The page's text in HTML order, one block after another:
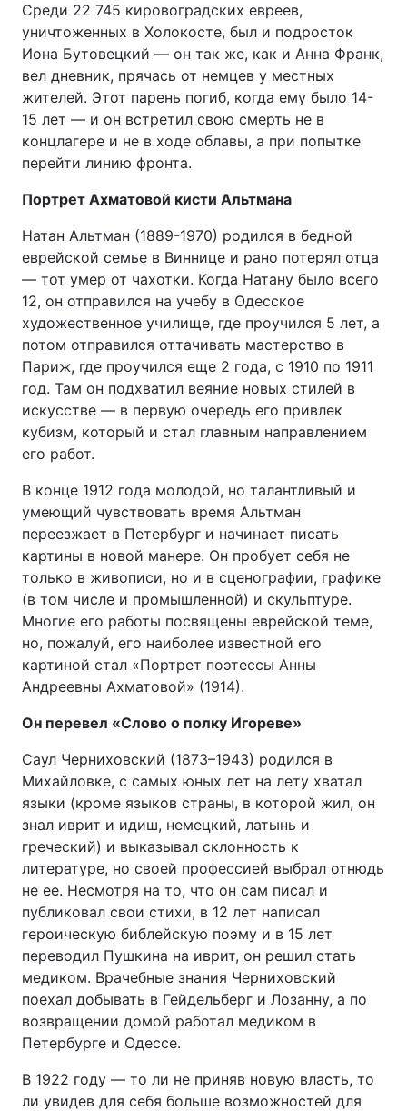
Среди 22 745 кировоградских евреев,
уничтоженных в Холокосте, был и подросток
Иона Бутовецкий — он так же, как и Анна Франк,
вел дневник, прячась от немцев у местных
жителей. Этот парень погиб, когда ему было 14-
15 лет — и он встретил свою смерть не в
концлагере и не в ходе облавы, а при попытке
перейти линию фронта.
Портрет Ахматовой кисти Альтмана
Натан Альтман (1889-1970) родился в бедной
еврейской семье в Виннице и рано потерял отца
— тот умер от чахотки. Когда Натану было всего
12, он отправился на учебу в Одесское
художественное училище, где проучился 5 лет, а
потом отправился оттачивать мастерство в
Париж, где проучился еще 2 года, с 1910 по 1911
год. Там он подхватил веяние новых стилей в
искусстве — в первую очередь его привлек
кубизм, который и стал главным направлением
его работ.
В конце 1912 года молодой, но талантливый и
умеющий чувствовать время Альтман
переезжает в Петербург и начинает писать
картины в новой манере. Он пробует себя не
только в живописи, но и в сценографии, графике
(в том числе и промышленной) и скульптуре.
Многие его работы посвящены еврейской теме,
но, пожалуй, его наиболее известной его
картиной стал «Портрет поэтессы Анны
Андреевны Ахматовой» (1914).
Он перевел «Слово о полку Игореве»
Саул Черниховский (1873–1943) родился в
Михайловке, с самых юных лет на лету хватал
языки (кроме языков страны, в которой жил, он
знал иврит и идиш, немецкий, латынь и
греческий) и выказывал склонность к
литературе, но своей профессией выбрал отнюдь
не ее. Несмотря на то, что он сам писал и
публиковал свои стихи, в 12 лет написал
героическую библейскую поэму и в 15 лет
переводил Пушкина на иврит, он решил стать
медиком. Врачебные знания Черниховский
поехал добывать в Гейдельберг и Лозанну, а по
возвращении домой работал медиком в
Петербурге и Одессе.
В 1922 году — то ли не приняв новую власть, то
ли увидев для себя больше возможностей для